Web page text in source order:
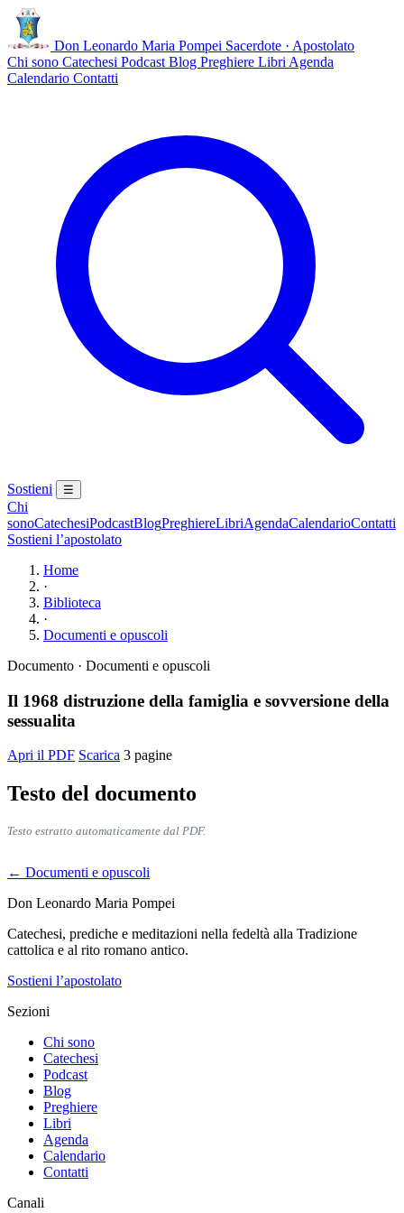
Don Leonardo Maria Pompei Sacerdote · Apostolato
Chi sono Catechesi Podcast Blog Preghiere Libri Agenda
Calendario Contatti
Sostieni ☰
Chi
sonoCatechesiPodcastBlogPreghiereLibriAgendaCalendarioContatti
Sostieni l’apostolato
Home
·
Biblioteca
·
Documenti e opuscoli
Documento · Documenti e opuscoli
Il 1968 distruzione della famiglia e sovversione della
sessualita
Apri il PDF Scarica 3 pagine
Testo del documento
Testo estratto automaticamente dal PDF.
← Documenti e opuscoli
Don Leonardo Maria Pompei
Catechesi, prediche e meditazioni nella fedeltà alla Tradizione
cattolica e al rito romano antico.
Sostieni l’apostolato
Sezioni
Chi sono
Catechesi
Podcast
Blog
Preghiere
Libri
Agenda
Calendario
Contatti
Canali